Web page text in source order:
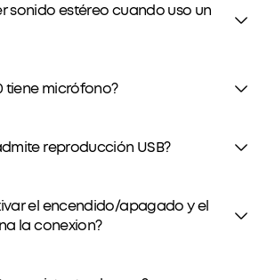
sonido estéreo cuando uso un
tiene micrófono?
reproducción USB?
el encendido/apagado y el
la conexion?